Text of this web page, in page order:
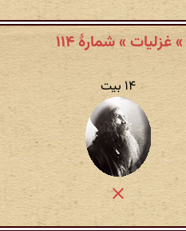
» شمارهٔ ۱۱۴
۱۴ بیت